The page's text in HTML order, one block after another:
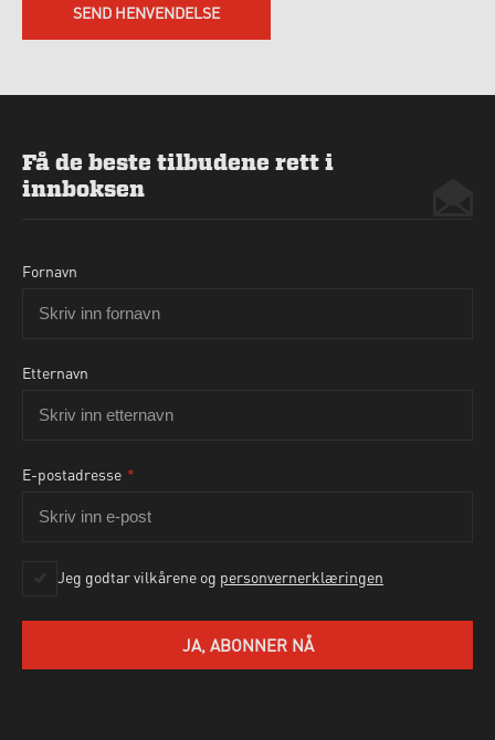
SEND HENVENDELSE
SEND HENVENDELSE
Få de beste tilbudene rett i
innboksen
Fornavn
Etternavn
E-postadresse *
Jeg godtar vilkårene og personvernerklæringen
JA, ABONNER NÅ